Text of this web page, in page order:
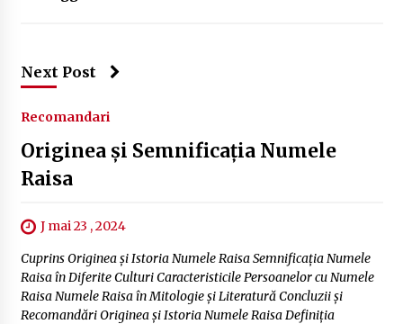
Next Post
Recomandari
Originea și Semnificația Numele
Raisa
J mai 23 , 2024
Cuprins Originea și Istoria Numele Raisa Semnificația Numele
Raisa în Diferite Culturi Caracteristicile Persoanelor cu Numele
Raisa Numele Raisa în Mitologie și Literatură Concluzii și
Recomandări Originea și Istoria Numele Raisa Definiția